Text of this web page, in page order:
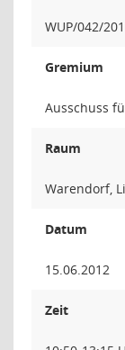
WUP/042/
Gremium
Ausschuss
Raum
Warendorf,
Datum
15.06.2012
Zeit